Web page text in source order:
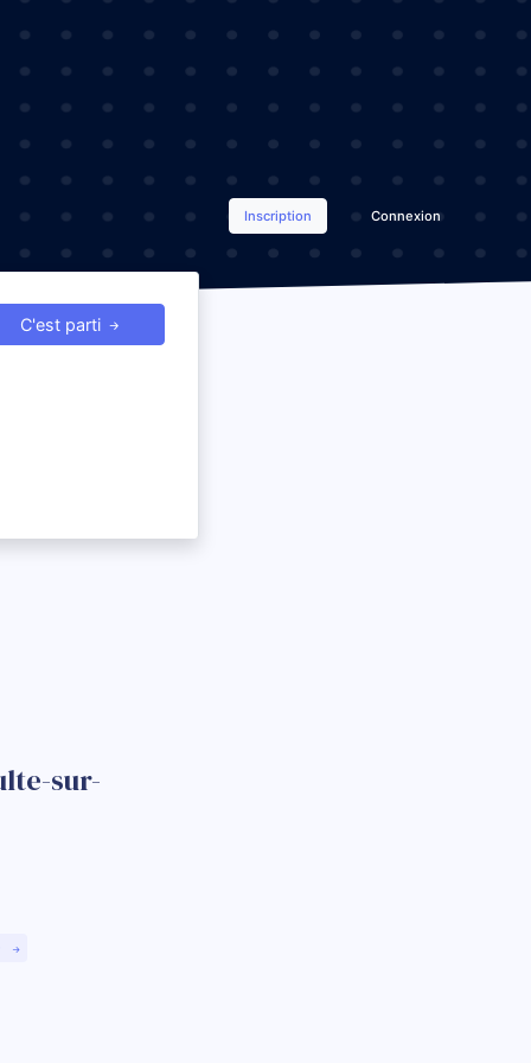
Inscription Connexion
C'est parti
sur-